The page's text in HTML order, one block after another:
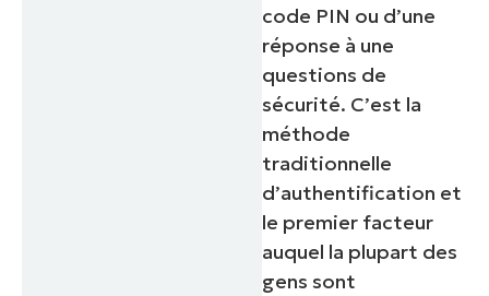
code PIN ou d’une
réponse à une
questions de
sécurité. C’est la
méthode
traditionnelle
d’authentification et
le premier facteur
auquel la plupart des
gens sont